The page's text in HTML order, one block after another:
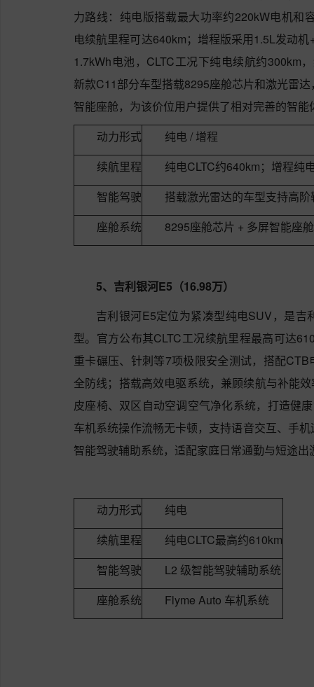
力路线：纯电版搭载最大功率约220kW电机和
电续航里程可达640km；增程版采用1.5L发动
1.7kWh电池，CLTC工况下纯电续航约300km
新款C11部分车型搭载8295座舱芯片和激光雷
智能座舱，为该价位用户提供了相对完善的智能
动力形式
纯电 / 增程
续航里程
纯电CLTC约640km；增程纯
智能驾驶
搭载激光雷达的车型支持高
座舱系统
8295座舱芯片 + 多屏智能座舱
5、吉利银河E5（16.98万）
吉利银河E5定位为紧凑型纯电SUV，是
型。官方公布其CLTC工况续航里程最高可达
重卡碾压、针刺等7项极限安全测试，搭配
全防线；搭载高效电驱系统，兼顾续航与补能
皮座椅、双区自动空调空气净化系统，打造健
车机系统操作流畅无卡顿，支持语音交互、手
智能驾驶辅助系统，适配家庭日常通勤与短途出
动力形式
纯电
续航里程
纯电CLTC最高约610km
智能驾驶
L2 级智能驾驶辅助系统
座舱系统
Flyme Auto 车机系统